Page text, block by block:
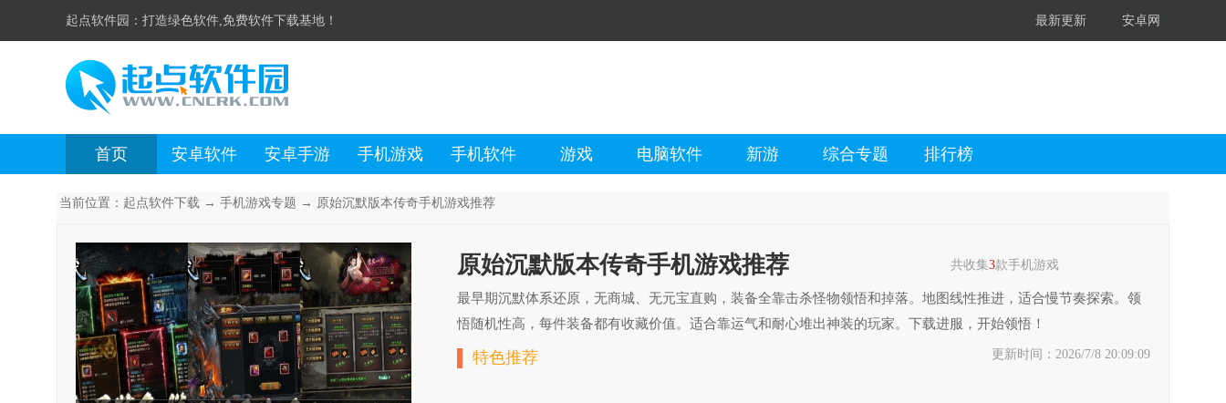
起点软件园： 打造绿色软件,免费软件下载基地！ 最新更新 安卓网
首页 安卓软件 安卓手游 手机游戏 手机软件 游戏 电脑软件 新游 综合专题 排行榜
当前位置： 起点软件下载 → 手机游戏专题 → 原始沉默版本传奇手机游戏推荐
共收集3款手机游戏
原始沉默版本传奇手机游戏推荐
最早期沉默体系还原，无商城、无元宝直购，装备全靠击杀怪物领悟和掉落。地图线性推进，适合慢节奏探索。领
悟随机性高，每件装备都有收藏价值。适合靠运气和耐心堆出神装的玩家。下载进服，开始领悟！
特色推荐 更新时间：2026/7/8 20:09:09